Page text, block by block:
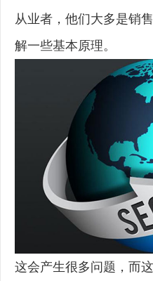
从业者，他们大多是销
解一些基本原理。
这会产生很多问题，而